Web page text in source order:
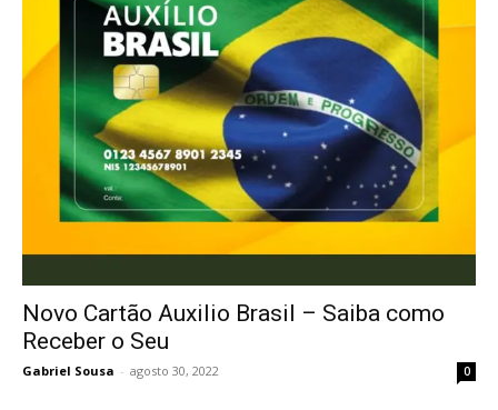
Novo Cartão Auxilio Brasil – Saiba como
Receber o Seu
Gabriel Sousa - agosto 30, 2022 0